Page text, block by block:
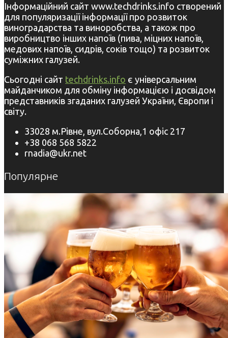
Інформаційний сайт www.techdrinks.info створений
для популяризації інформації про розвиток
виноградарства та виноробства, а також про
виробництво інших напоїв (пива, міцних напоїв,
медових напоїв, сидрів, соків тощо) та розвиток
суміжних галузей.
Сьогодні сайт techdrinks.info є універсальним
майданчиком для обміну інформацією і досвідом
представників згаданих галузей України, Європи і
світу.
33028 м.Рівне, вул.Соборна,1 офіс 217
+38 068 568 5822
rnadia@ukr.net
Популярне